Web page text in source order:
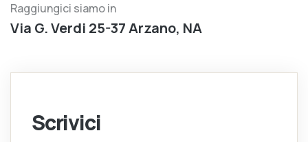
Raggiungici siamo in
Via G. Verdi 25-37 Arzano, NA
Scrivici